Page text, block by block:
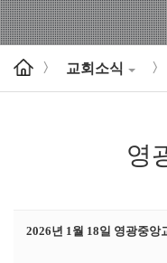
> 교회소식 >
영
2026년 1월 18일 영광중앙